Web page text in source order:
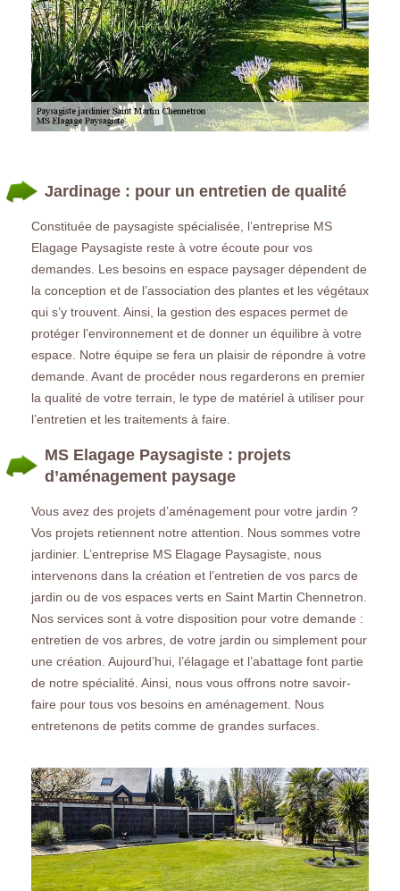
Jardinage : pour un entretien de qualité
Constituée de paysagiste spécialisée, l’entreprise MS
Elagage Paysagiste reste à votre écoute pour vos
demandes. Les besoins en espace paysager dépendent de
la conception et de l’association des plantes et les végétaux
qui s’y trouvent. Ainsi, la gestion des espaces permet de
protéger l’environnement et de donner un équilibre à votre
espace. Notre équipe se fera un plaisir de répondre à votre
demande. Avant de procéder nous regarderons en premier
la qualité de votre terrain, le type de matériel à utiliser pour
l’entretien et les traitements à faire.
MS Elagage Paysagiste : projets
d’aménagement paysage
Vous avez des projets d’aménagement pour votre jardin ?
Vos projets retiennent notre attention. Nous sommes votre
jardinier. L’entreprise MS Elagage Paysagiste, nous
intervenons dans la création et l’entretien de vos parcs de
jardin ou de vos espaces verts en Saint Martin Chennetron.
Nos services sont à votre disposition pour votre demande :
entretien de vos arbres, de votre jardin ou simplement pour
une création. Aujourd’hui, l’élagage et l’abattage font partie
de notre spécialité. Ainsi, nous vous offrons notre savoir-
faire pour tous vos besoins en aménagement. Nous
entretenons de petits comme de grandes surfaces.